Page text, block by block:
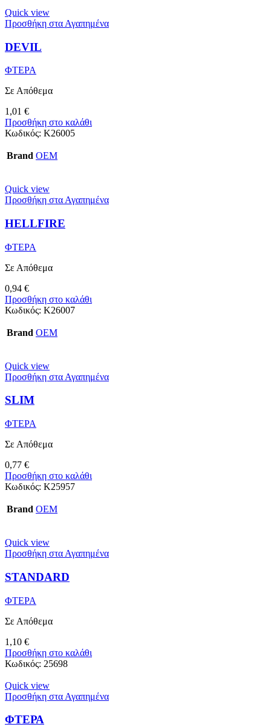
Quick view
Προσθήκη στα Αγαπημένα
DEVIL
ΦΤΕΡΑ
Σε Απόθεμα
1,01 €
Προσθήκη στο καλάθι
Κωδικός: Κ26005
Brand OEM
Quick view
Προσθήκη στα Αγαπημένα
HELLFIRE
ΦΤΕΡΑ
Σε Απόθεμα
0,94 €
Προσθήκη στο καλάθι
Κωδικός: Κ26007
Brand OEM
Quick view
Προσθήκη στα Αγαπημένα
SLIM
ΦΤΕΡΑ
Σε Απόθεμα
0,77 €
Προσθήκη στο καλάθι
Κωδικός: K25957
Brand OEM
Quick view
Προσθήκη στα Αγαπημένα
STANDARD
ΦΤΕΡΑ
Σε Απόθεμα
1,10 €
Προσθήκη στο καλάθι
Κωδικός: 25698
Quick view
Προσθήκη στα Αγαπημένα
ΦΤΕΡΑ